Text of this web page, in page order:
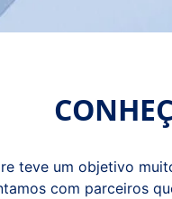
teve um objetivo
com parceiros